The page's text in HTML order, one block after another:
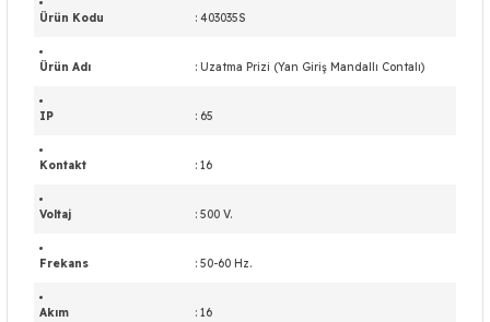
Ürün Kodu : 403035S
Ürün Adı : Uzatma Prizi (Yan Giriş Mandallı Contalı)
IP : 65
Kontakt : 16
Voltaj : 500 V.
Frekans : 50-60 Hz.
Akım : 16